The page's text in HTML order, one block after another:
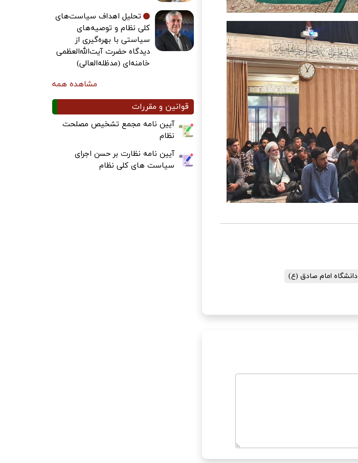
دانشگاه امام صادق (ع)
تحلیل اهداف سیاست‌های
کلی نظام و توصیه‌های
سیاستی با بهره‌گیری از
دیدگاه حضرت آیت‌الله‌العظمی
خامنه‌ای (مدظله‌العالی)
مشاهده همه
قوانین و مقررات
آیین نامه مجمع تشخیص مصلحت
نظام
آیین نامه نظارت بر حسن اجرای
سیاست های کلی نظام